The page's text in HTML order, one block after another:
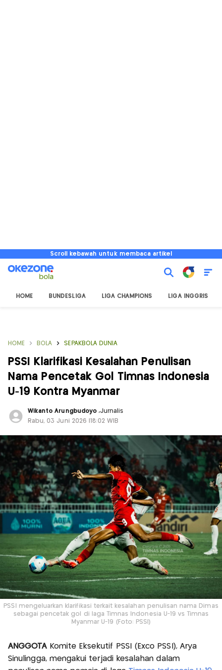
Scroll kebawah untuk membaca artikel
HOME BUNDESLIGA LIGA CHAMPIONS LIGA INGGRIS
HOME BOLA SEPAKBOLA DUNIA
PSSI Klarifikasi Kesalahan Penulisan
Nama Pencetak Gol Timnas Indonesia
U-19 Kontra Myanmar
Wikanto Arungbudoyo ,Jurnalis
Rabu, 03 Juni 2026 |18:02 WIB
PSSI mengeluarkan klarifikasi terkait kesalahan penulisan nama Dimas
sebagai pencetak gol di laga Timnas Indonesia U-19 vs Timnas
Myanmar U-19 (Foto: PSSI)
ANGGOTAKomite Eksekutif PSSI (Exco PSSI), Arya
Sinulingga, mengakui terjadi kesalahan dalam